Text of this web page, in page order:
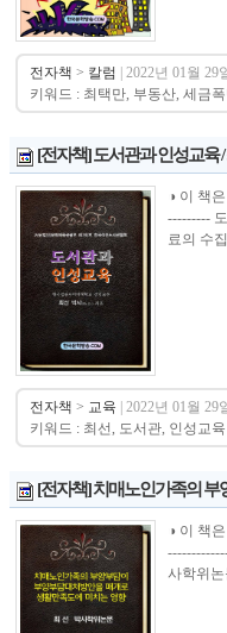
전자책 > 칼럼 | 2022년 01월 29
키워드 : 최택만, 부동산, 세금
[전자책] 도서관과 인성교육
◑ 이 책
---------
료의 수
전자책 > 교육 | 2022년 01월 29
키워드 : 최선, 도서관, 인성교육
[전자책] 치매노인가족의 부
◑ 이 책
사학위